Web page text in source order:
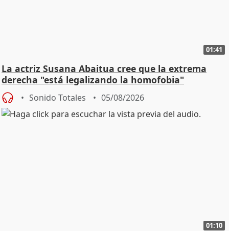
01:41
La actriz Susana Abaitua cree que la extrema
derecha "está legalizando la homofobia"
Sonido Totales 05/08/2026
01:10